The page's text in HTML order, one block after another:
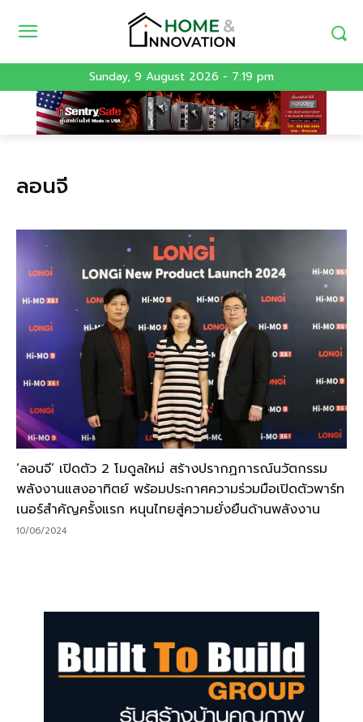
Sunday, 9 August 2026 - 7:19 pm
ลอนจี
‘ลอนจี’ เปิดตัว 2 โมดูลใหม่ สร้างปรากฏการณ์นวัตกรรม
พลังงานแสงอาทิตย์ พร้อมประกาศความร่วมมือเปิดตัวพาร์ท
เนอร์สำคัญครั้งแรก หนุนไทยสู่ความยั่งยืนด้านพลังงาน
10/06/2024